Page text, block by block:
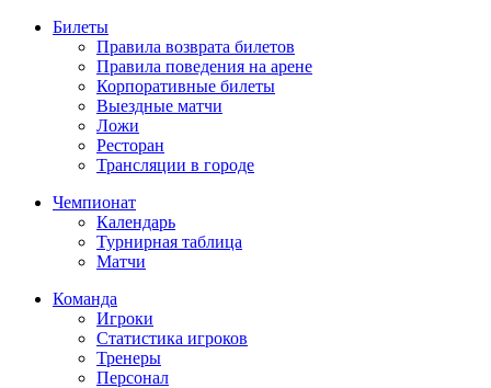
Билеты
Правила возврата билетов
Правила поведения на арене
Корпоративные билеты
Выездные матчи
Ложи
Ресторан
Трансляции в городе
Чемпионат
Календарь
Турнирная таблица
Матчи
Команда
Игроки
Статистика игроков
Тренеры
Персонал